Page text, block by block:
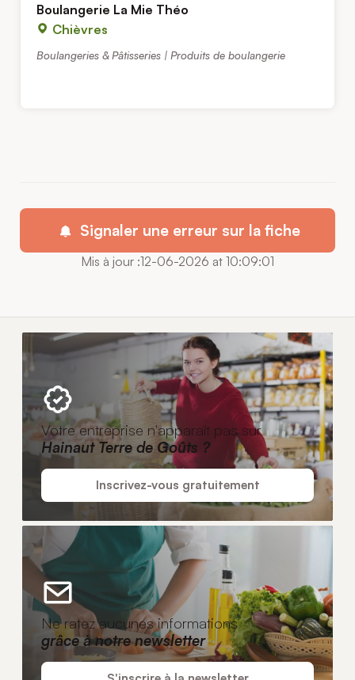
Boulangerie La Mie Théo
Chièvres
Boulangeries & Pâtisseries | Produits de boulangerie
Signaler une erreur sur la fiche
Mis à jour :12-06-2026 at 10:09:01
Votre entreprise n'apparaît pas sur
Hainaut Terre de Goûts ?
Inscrivez-vous gratuitement
Ne ratez aucunes informations
grâce à notre newsletter